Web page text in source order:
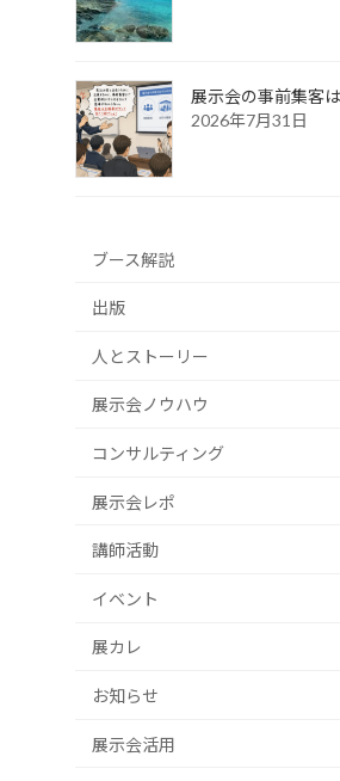
展示会の事前集客
2026年7月31日
ブース解説
出版
人とストーリー
展示会ノウハウ
コンサルティング
展示会レポ
講師活動
イベント
展カレ
お知らせ
展示会活用